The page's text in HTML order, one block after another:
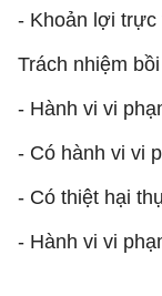
- Khoản lợi
Trách nhiệm
- Hành vi vi
- Có hành vi vi
- Có thiệt hại
- Hành vi vi